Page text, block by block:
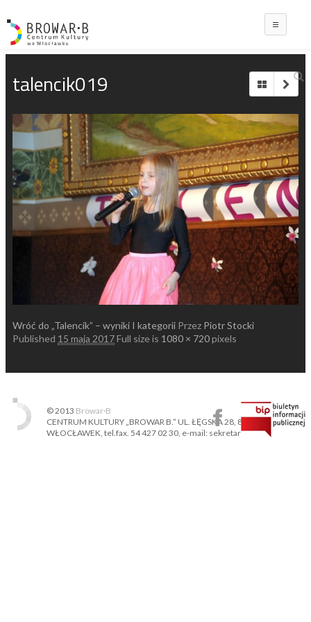
talencik019
Wróć do „Talencik” – wyniki I kategorii Przez Piotr Stocki
Published 15 maja 2017Full size is 1080 × 720pixels
© 2013 Browar·B
CENTRUM KULTURY „BROWAR B.” UL. ŁĘGSKA 28, 87-800
WŁOCŁAWEK, tel.fax. 54 427 02 30, e-mail: sekretariat@ckbb.pl